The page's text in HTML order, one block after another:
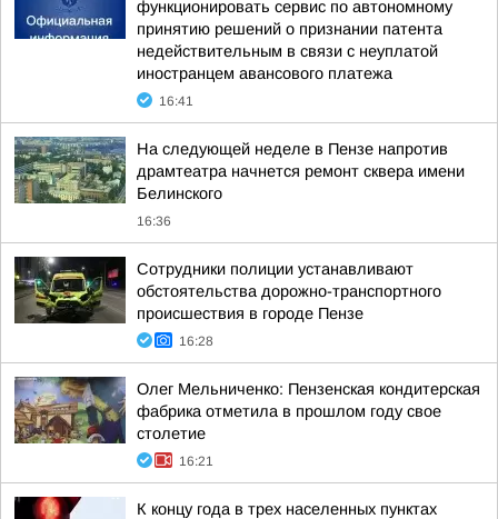
функционировать сервис по автономному
принятию решений о признании патента
недействительным в связи с неуплатой
иностранцем авансового платежа
16:41
На следующей неделе в Пензе напротив
драмтеатра начнется ремонт сквера имени
Белинского
16:36
Сотрудники полиции устанавливают
обстоятельства дорожно-транспортного
происшествия в городе Пензе
16:28
Олег Мельниченко: Пензенская кондитерская
фабрика отметила в прошлом году свое
столетие
16:21
К концу года в трех населенных пунктах